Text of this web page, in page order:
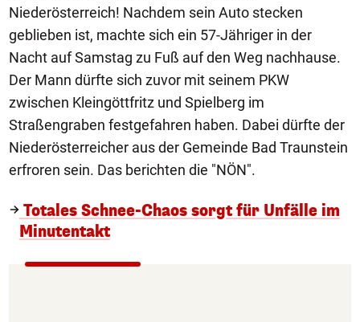
Niederösterreich! Nachdem sein Auto stecken
geblieben ist, machte sich ein 57-Jähriger in der
Nacht auf Samstag zu Fuß auf den Weg nachhause.
Der Mann dürfte sich zuvor mit seinem PKW
zwischen Kleingöttfritz und Spielberg im
Straßengraben festgefahren haben. Dabei dürfte der
Niederösterreicher aus der Gemeinde Bad Traunstein
erfroren sein. Das berichten die "NÖN".
Totales Schnee-Chaos sorgt für Unfälle im
Minutentakt